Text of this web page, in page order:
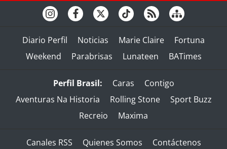
Diario Perfil Noticias Marie Claire
Fortuna
Weekend
Parabrisas Lunateen BATimes
Perfil Brasil: Caras
Contigo
Aventuras Na Historia
Rolling Stone
Sport Buzz
Recreio
Maxima
Canales RSS Quienes Somos Contáctenos